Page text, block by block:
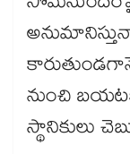
నుంచి
స్థానికులు